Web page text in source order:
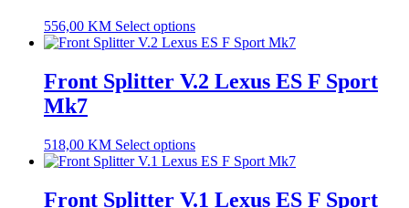
556,00 KM Select options
Front Splitter V.2 Lexus ES F Sport
Mk7
518,00 KM Select options
Front Splitter V.1 Lexus ES F Sport